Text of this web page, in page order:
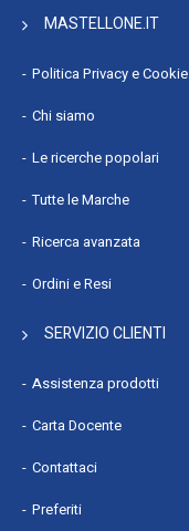
MASTELLONE.IT
Politica Privacy e Cookie
Chi siamo
Le ricerche popolari
Tutte le Marche
Ricerca avanzata
Ordini e Resi
SERVIZIO CLIENTI
Assistenza prodotti
Carta Docente
Contattaci
Preferiti